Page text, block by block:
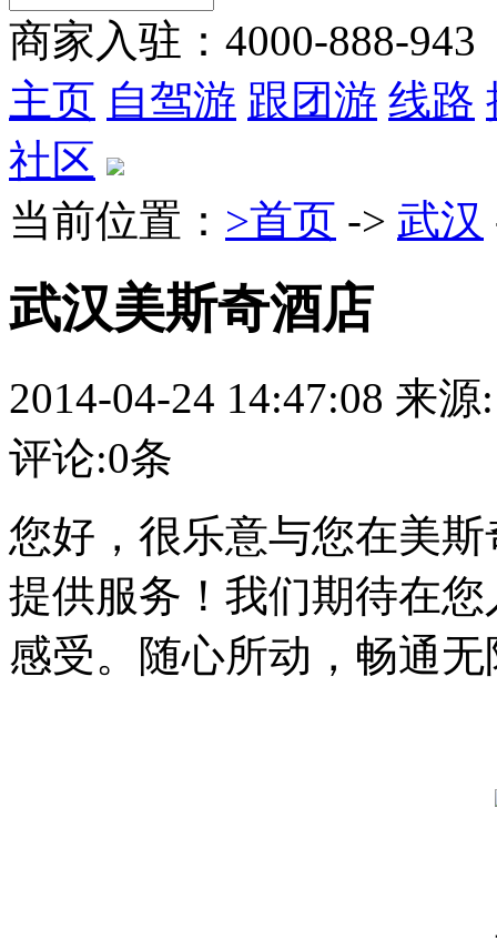
商家入驻： 4000-888-943
主页 自驾游 跟团游 线路
社区
当前位置： >首页 -> 武汉
武汉美斯奇酒店
2014-04-24 14:47:08 来源:
评论:0条
您好，很乐意与您在美
提供服务！我们期待在
感受。随心所动，畅通无